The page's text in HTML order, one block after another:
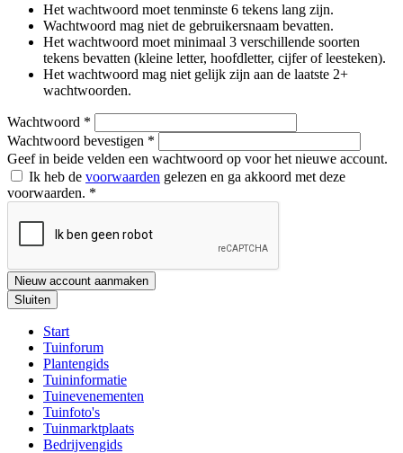
Het wachtwoord moet tenminste 6 tekens lang zijn.
Wachtwoord mag niet de gebruikersnaam bevatten.
Het wachtwoord moet minimaal 3 verschillende soorten
tekens bevatten (kleine letter, hoofdletter, cijfer of leesteken).
Het wachtwoord mag niet gelijk zijn aan de laatste 2+
wachtwoorden.
Wachtwoord *
Wachtwoord bevestigen *
Geef in beide velden een wachtwoord op voor het nieuwe account.
Ik heb de voorwaarden gelezen en ga akkoord met deze
voorwaarden. *
Nieuw account aanmaken
Sluiten
Start
Tuinforum
Plantengids
Tuininformatie
Tuinevenementen
Tuinfoto's
Tuinmarktplaats
Bedrijvengids